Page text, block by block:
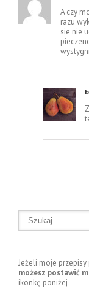
A czy
razu
sie nie
Jeżeli moje
możesz postawić
ikonkę poniżej